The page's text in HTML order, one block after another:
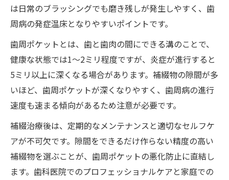
は日常のブラッシングでも磨き残しが発生しやすく、歯
周病の発症温床となりやすいポイントです。
歯周ポケットとは、歯と歯肉の間にできる溝のことで、
健康な状態では1〜2ミリ程度ですが、炎症が進行すると
5ミリ以上に深くなる場合があります。補綴物の隙間が多
いほど、歯周ポケットが深くなりやすく、歯周病の進行
速度も速まる傾向があるため注意が必要です。
補綴治療後は、定期的なメンテナンスと適切なセルフケ
アが不可欠です。隙間をできるだけ作らない精度の高い
補綴物を選ぶことが、歯周ポケットの悪化防止に直結し
ます。歯科医院でのプロフェッショナルケアと家庭での